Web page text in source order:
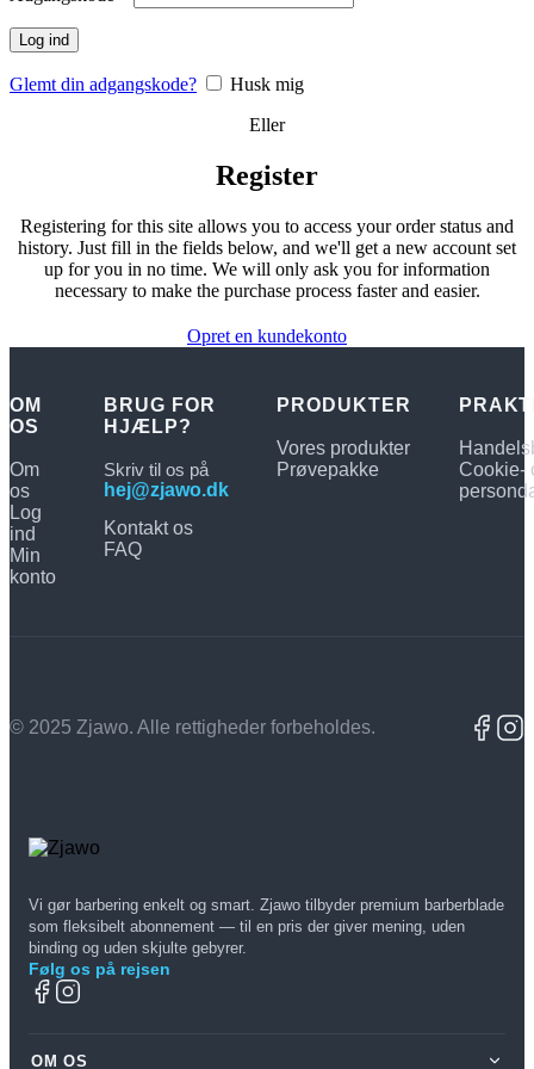
Log ind
Glemt din adgangskode?
Husk mig
Eller
Register
Registering for this site allows you to access your order status and
history. Just fill in the fields below, and we'll get a new account set
up for you in no time. We will only ask you for information
necessary to make the purchase process faster and easier.
Opret en kundekonto
OM
OS
Om
os
Log
ind
Min
konto
BRUG FOR
HJÆLP?
Skriv til os på
hej@zjawo.dk
Kontakt os
FAQ
PRODUKTER
Vores produkter
Prøvepakke
Cookie-
© 2025 Zjawo. Alle rettigheder forbeholdes.
Vi gør barbering enkelt og smart. Zjawo tilbyder premium barberblade
som fleksibelt abonnement — til en pris der giver mening, uden
binding og uden skjulte gebyrer.
Følg os på rejsen
OM OS